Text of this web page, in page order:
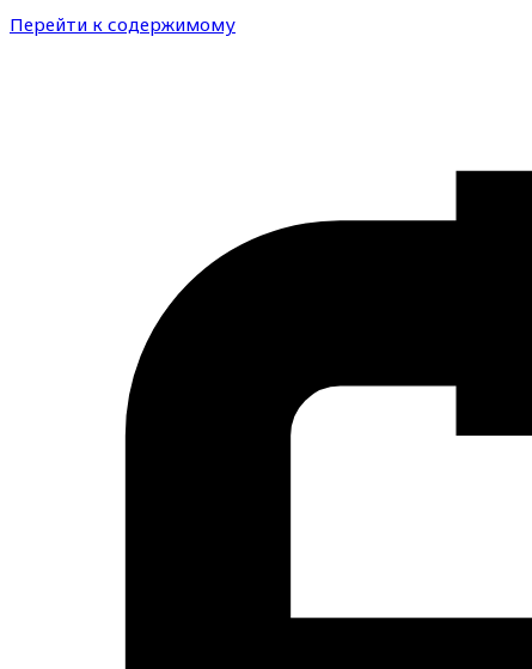
Перейти к содержимому